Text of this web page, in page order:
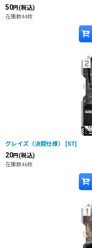
50円 (税込)
在庫数44枚
グレイズ（決闘仕様） [ST]
20円 (税込)
在庫数46枚